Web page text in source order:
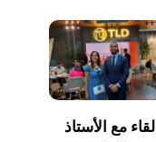
لقاء مع الأستاذ